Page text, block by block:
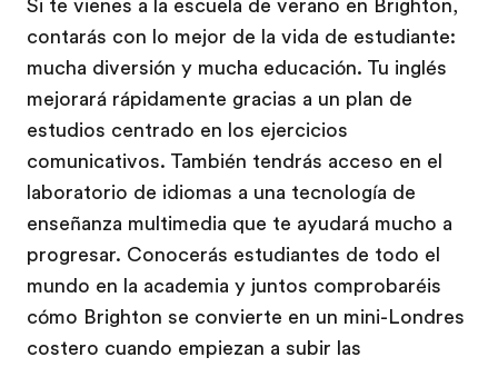
Si te vienes a la escuela de verano en Brighton,
contarás con lo mejor de la vida de estudiante:
mucha diversión y mucha educación. Tu inglés
mejorará rápidamente gracias a un plan de
estudios centrado en los ejercicios
comunicativos. También tendrás acceso en el
laboratorio de idiomas a una tecnología de
enseñanza multimedia que te ayudará mucho a
progresar. Conocerás estudiantes de todo el
mundo en la academia y juntos comprobaréis
cómo Brighton se convierte en un mini-Londres
costero cuando empiezan a subir las